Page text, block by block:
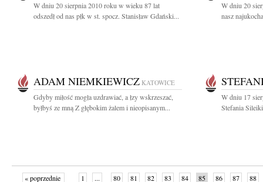
W dniu 20 sierpnia 2010 roku w wieku 87 lat
odszedł od nas płk w st. spocz. Stanisław Gdański...
W dniu 20
nasz
ADAM NIEMKIEWICZ KATOWICE
Gdyby miłość mogła uzdrawiać, a łzy wskrzeszać,
byłbyś ze mną Z głębokim żalem i nieopisanym...
W dniu 17
Stefania
« poprzednie 1 ... 80 81 82 83 84 85 86 87 88